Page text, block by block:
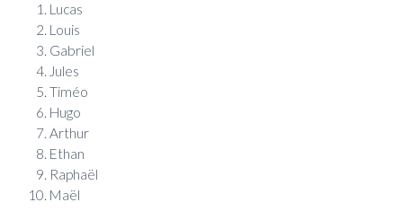
Lucas
Louis
Gabriel
Jules
Timéo
Hugo
Arthur
Ethan
Raphaël
Maël